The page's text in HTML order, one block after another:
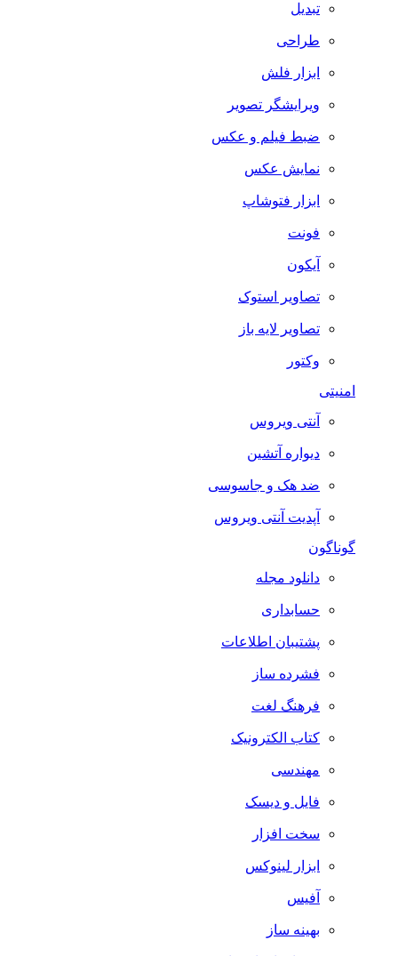
تبدیل
طراحی
ابزار فلش
ویرایشگر تصویر
ضبط فيلم و عكس
نمایش عکس
ابزار فتوشاپ
فونت
آیکون
تصاویر استوک
تصاویر لایه باز
وکتور
امنیتی
آنتی ویروس
دیواره آتشین
ضد هک و جاسوسی
آپدیت آنتی ویروس
گوناگون
دانلود مجله
حسابداری
پشتیبان اطلاعات
فشرده ساز
فرهنگ لغت
کتاب الکترونیک
مهندسی
فایل و دیسک
سخت افزار
ابزار لینوکس
آفیس
بهینه ساز